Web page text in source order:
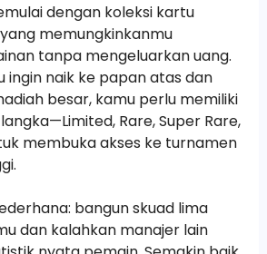
dengan koleksi kartu
memungkinkanmu
tanpa mengeluarkan uang.
ingin naik ke papan atas dan
besar, kamu perlu memiliki
Rare, Super Rare,
membuka akses ke turnamen
bangun skuad lima
dan kalahkan manajer lain